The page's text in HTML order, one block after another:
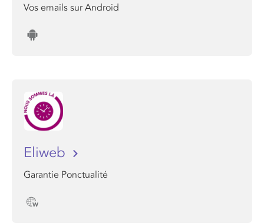
Vos emails sur Android
Eliweb
Garantie Ponctualité